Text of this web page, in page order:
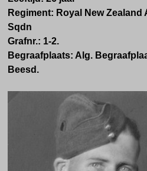
Regiment: Royal New Zealand
Sqdn
Grafnr.: 1-2.
Begraafplaats: Alg.
Beesd.